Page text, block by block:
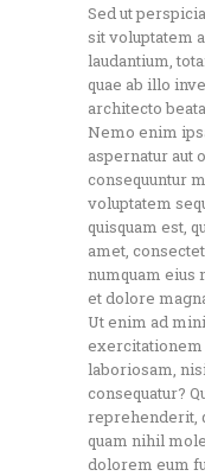
Sed ut
sit voluptatem
laudantium,
quae ab illo
architecto
Nemo enim
aspernatur aut
consequuntur
voluptatem
quisquam est,
amet,
numquam eius
et dolore
Ut enim ad
laboriosam,
consequatur?
reprehenderit,
quam nihil
dolorem eum